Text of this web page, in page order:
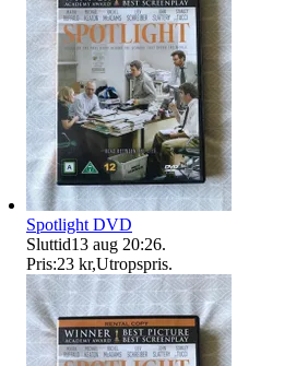
Spotlight DVD
Sluttid13 aug 20:26.
Pris:23 kr,Utropspris.